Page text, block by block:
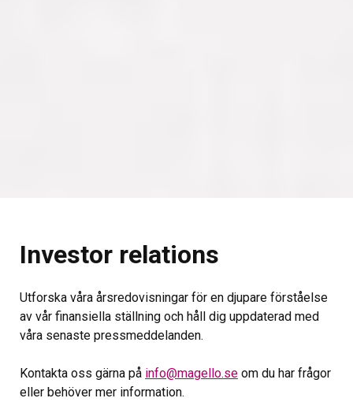
Investor relations
Utforska våra årsredovisningar för en djupare förståelse
av vår finansiella ställning och håll dig uppdaterad med
våra senaste pressmeddelanden.
Kontakta oss gärna på info@magello.se om du har frågor
eller behöver mer information.